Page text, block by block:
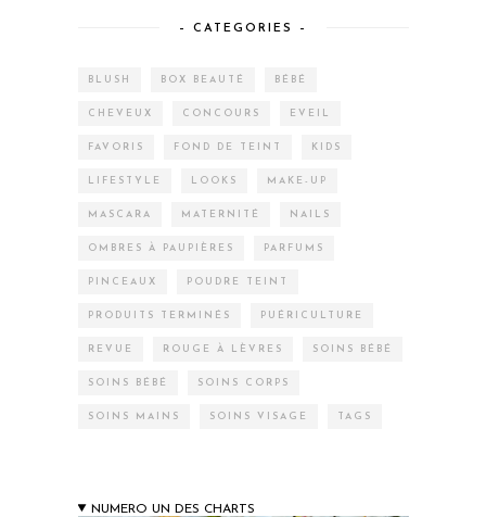
– CATEGORIES –
BLUSH BOX BEAUTÉ BÉBÉ
CHEVEUX CONCOURS EVEIL
FAVORIS FOND DE TEINT KIDS
LIFESTYLE LOOKS MAKE-UP
MASCARA MATERNITÉ NAILS
OMBRES À PAUPIÈRES PARFUMS
PINCEAUX POUDRE TEINT
PRODUITS TERMINÉS PUÉRICULTURE
REVUE ROUGE À LÈVRES SOINS BÉBÉ
SOINS BÉBÉ SOINS CORPS
SOINS MAINS SOINS VISAGE TAGS
NUMERO UN DES CHARTS